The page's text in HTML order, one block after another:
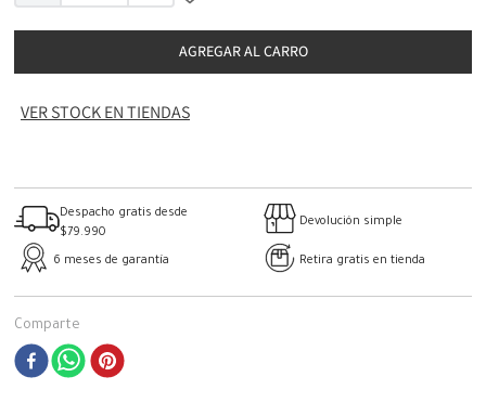
AGREGAR AL CARRO
VER STOCK EN TIENDAS
Despacho gratis desde
$79.990
Devolución simple
6 meses de garantía Retira gratis en tienda
Comparte